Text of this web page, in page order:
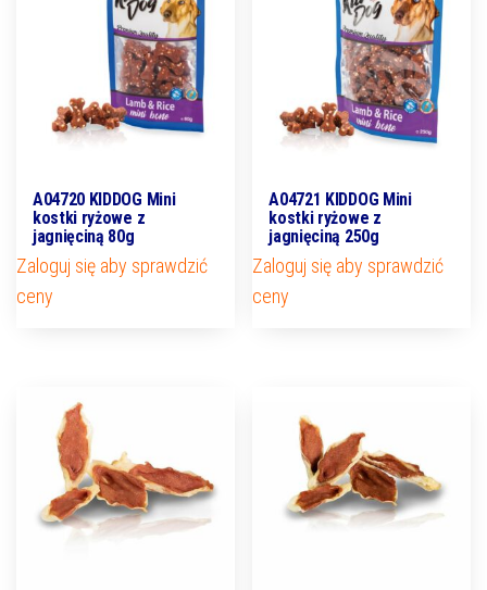
A04720 KIDDOG Mini
kostki ryżowe z
jagnięciną 80g
Zaloguj się aby sprawdzić
ceny
A04721 KIDDOG Mini
kostki ryżowe z
jagnięciną 250g
Zaloguj się aby sprawdzić
ceny